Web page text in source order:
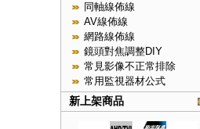
同軸線佈線
AV線佈線
網路線佈線
鏡頭對焦調整DIY
常見影像不正常排除
常用監視器材公式
新上架商品